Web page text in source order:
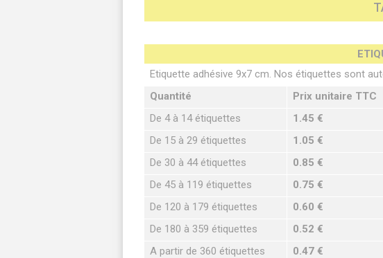
Etiquette adhésive 9x7 cm. Nos étiquettes sont
Quantité
Prix unitaire TTC
De 4 à 14 étiquettes
1.45 €
De 15 à 29 étiquettes
1.05 €
De 30 à 44 étiquettes
0.85 €
De 45 à 119 étiquettes
0.75 €
De 120 à 179 étiquettes
0.60 €
De 180 à 359 étiquettes
0.52 €
A partir de 360 étiquettes
0.47 €